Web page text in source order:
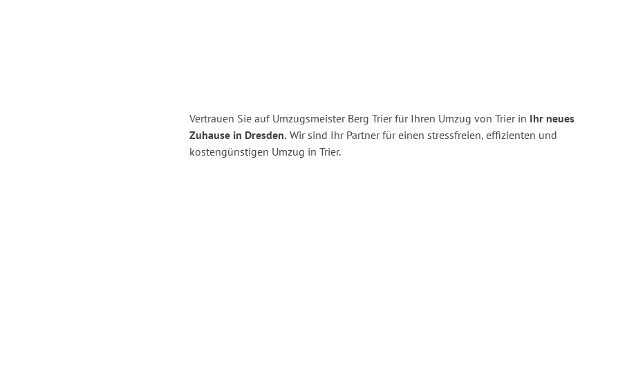
Vertrauen Sie auf Umzugsmeister Berg Trier für Ihren Umzug von Trier in Ihr neues
Zuhause in Dresden. Wir sind Ihr Partner für einen stressfreien, effizienten und
kostengünstigen Umzug in Trier.